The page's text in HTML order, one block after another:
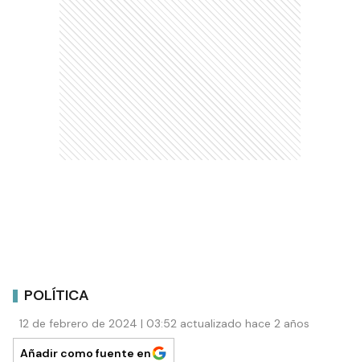
POLÍTICA
12 de febrero de 2024 | 03:52 actualizado hace 2 años
Añadir como fuente en